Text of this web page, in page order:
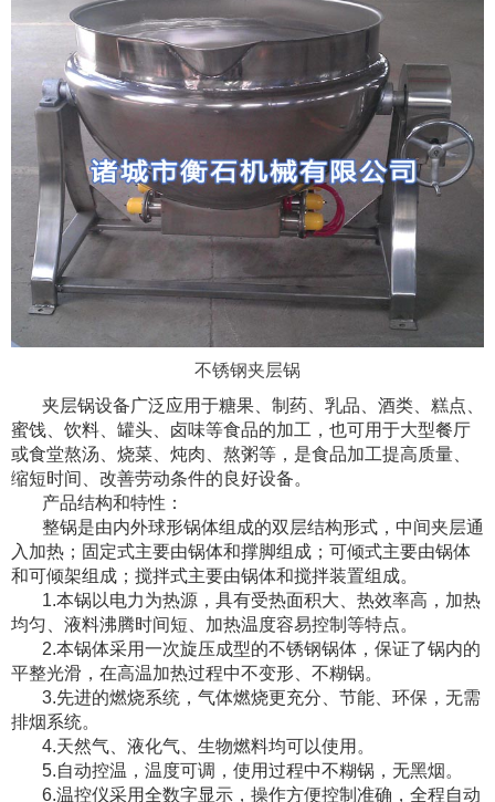
不锈钢夹层锅
夹层锅设备广泛应用于糖果、制药、乳品、酒类、糕点、
蜜饯、饮料、罐头、卤味等食品的加工，也可用于大型餐厅
或食堂熬汤、烧菜、炖肉、熬粥等，是食品加工提高质量、
缩短时间、改善劳动条件的良好设备。
产品结构和特性：
整锅是由内外球形锅体组成的双层结构形式，中间夹层通
入加热；固定式主要由锅体和撑脚组成；可倾式主要由锅体
和可倾架组成；搅拌式主要由锅体和搅拌装置组成。
1.本锅以电力为热源，具有受热面积大、热效率高，加热
均匀、液料沸腾时间短、加热温度容易控制等特点。
2.本锅体采用一次旋压成型的不锈钢锅体，保证了锅内的
平整光滑，在高温加热过程中不变形、不糊锅。
3.先进的燃烧系统，气体燃烧更充分、节能、环保，无需
排烟系统。
4.天然气、液化气、生物燃料均可以使用。
5.自动控温，温度可调，使用过程中不糊锅，无黑烟。
6.温控仪采用全数字显示，操作方便控制准确，全程自动